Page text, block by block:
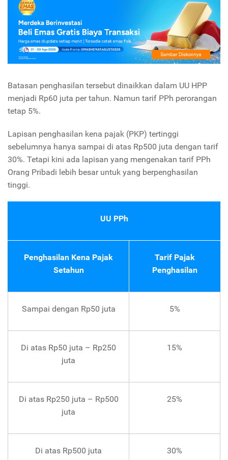
Batasan penghasilan tersebut dinaikkan dalam UU HPP
menjadi Rp60 juta per tahun. Namun tarif PPh perorangan
tetap 5%.
Lapisan penghasilan kena pajak (PKP) tertinggi
sebelumnya hanya sampai di atas Rp500 juta dengan tarif
30%. Tetapi kini ada lapisan yang mengenakan tarif PPh
Orang Pribadi lebih besar untuk yang berpenghasilan
tinggi.
UU PPh
Penghasilan Kena Pajak
Setahun
Tarif Pajak
Penghasilan
Sampai dengan Rp50 juta 5%
Di atas Rp50 juta – Rp250
juta
15%
Di atas Rp250 juta – Rp500
juta
25%
Di atas Rp500 juta 30%